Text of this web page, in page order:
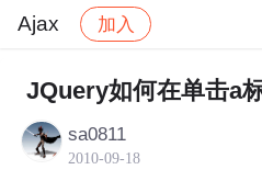
Ajax 加入
社区 Ajax 帖子详情
JQuery如何在单击a
sa0811
2010-09-18